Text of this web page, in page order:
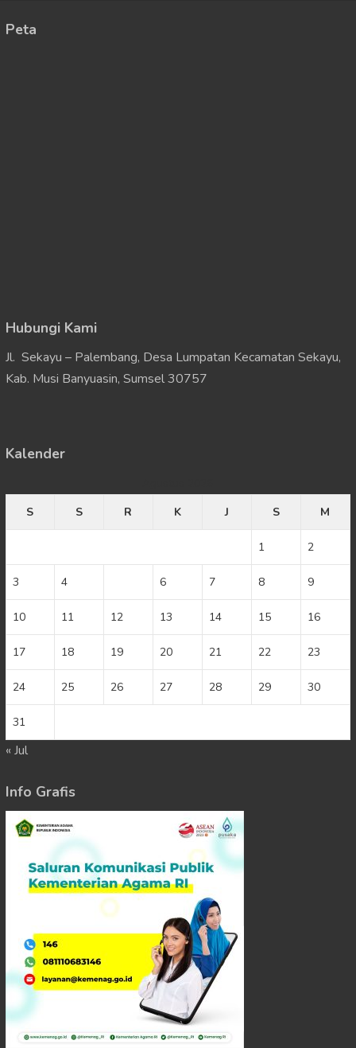
Peta
Hubungi Kami
Jl. Sekayu – Palembang, Desa Lumpatan Kecamatan Sekayu,
Kab. Musi Banyuasin, Sumsel 30757
Kalender
S
S R K J S M
1 2
3 4 6 7 8 9
10 11 12 13 14 15 16
17 18 19 20 21 22 23
24 25 26 27 28 29 30
31
« Jul
Info Grafis